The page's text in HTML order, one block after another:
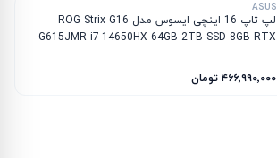
ASUS
لپ تاپ 16 اینچی ایسوس مدل ROG Strix G16
G615JMR i7-14650HX 64GB 2TB SSD 8GB RTX
۴۶۶٬۹۹۰٬۰۰۰ تومان